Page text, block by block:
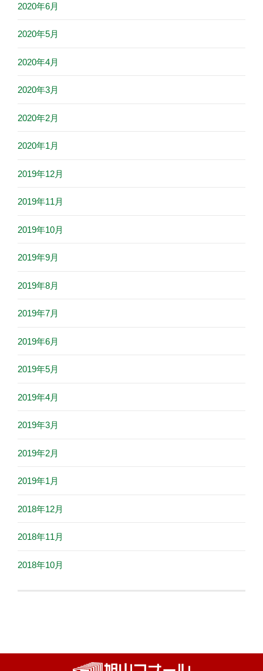
2020年6月
2020年5月
2020年4月
2020年3月
2020年2月
2020年1月
2019年12月
2019年11月
2019年10月
2019年9月
2019年8月
2019年7月
2019年6月
2019年5月
2019年4月
2019年3月
2019年2月
2019年1月
2018年12月
2018年11月
2018年10月